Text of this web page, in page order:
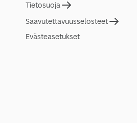
Tietosuoja
Saavutettavuusselosteet
Evästeasetukset